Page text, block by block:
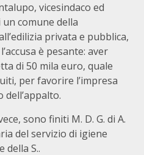
vicesindaco ed
un comune della
privata e pubblica,
è pesante: aver
di 50 mila euro, quale
per favorire l’impresa
dell’appalto.
sono finiti M. D. G. di A.
del servizio di igiene
della S..